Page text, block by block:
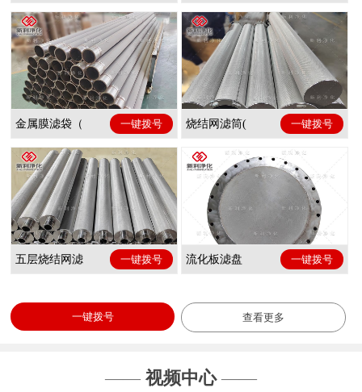
金属膜滤袋（ 一键拨号 烧结网滤筒( 一键拨号
五层烧结网滤 一键拨号 流化板滤盘 一键拨号
一键拨号 查看更多
—— 视频中心——